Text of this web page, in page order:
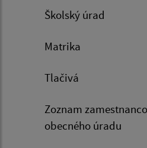
Školský úrad
Matrika
Tlačivá
Zoznam
obecného úradu